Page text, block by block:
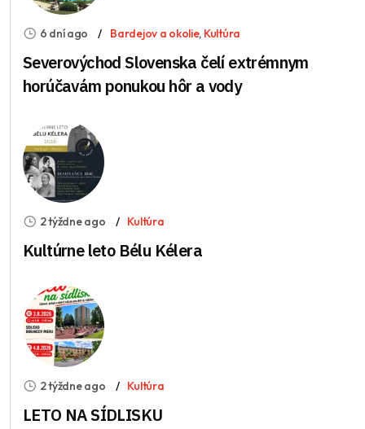
6 dní ago Bardejov a okolie, Kultúra
Severovýchod Slovenska čelí extrémnym
horúčavám ponukou hôr a vody
2 týždne ago Kultúra
Kultúrne leto Bélu Kélera
2 týždne ago Kultúra
LETO NA SÍDLISKU